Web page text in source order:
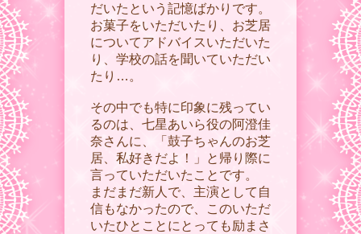
だいたという記憶ばかりです。
お菓子をいただいたり、お芝居
についてアドバイスいただいた
り、学校の話を聞いていただい
たり…。
その中でも特に印象に残ってい
るのは、七星あいら役の阿澄佳
奈さんに、「鼓子ちゃんのお芝
居、私好きだよ！」と帰り際に
言っていただいたことです。
まだまだ新人で、主演として自
信もなかったので、このいただ
いたひとことにとっても励まさ